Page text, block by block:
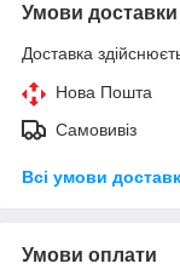
Умови доставки
Доставка
Нова Пошта
Самовивіз
Всі умови
Умови оплати